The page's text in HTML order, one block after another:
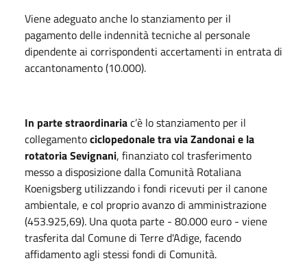
Viene adeguato anche lo stanziamento per il
pagamento delle indennità tecniche al personale
dipendente ai corrispondenti accertamenti in entrata di
accantonamento (10.000).
In parte straordinariac’è lo stanziamento per il
collegamentociclopedonale tra via Zandonai e la
rotatoria Sevignani, finanziato col trasferimento
messo a disposizione dalla Comunità Rotaliana
Koenigsberg utilizzando i fondi ricevuti per il canone
ambientale, e col proprio avanzo di amministrazione
(453.925,69). Una quota parte - 80.000 euro - viene
trasferita dal Comune di Terre d'Adige, facendo
affidamento agli stessi fondi di Comunità.